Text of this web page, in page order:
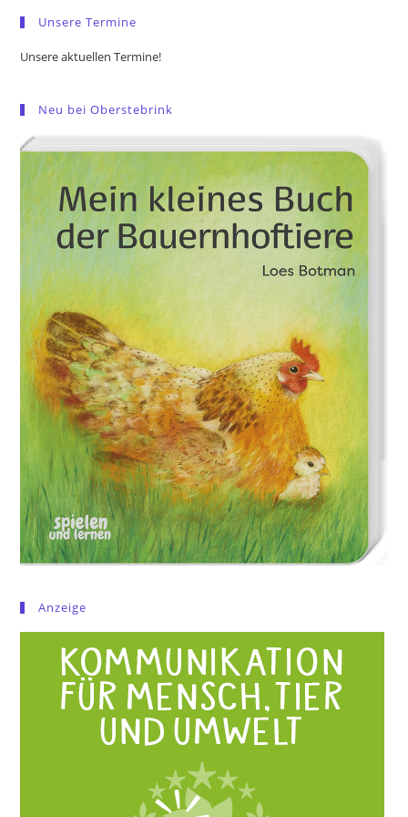
Unsere Termine
Unsere aktuellen Termine!
Neu bei Oberstebrink
Anzeige